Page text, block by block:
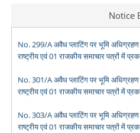
Notice
राष्ट्रीय एवं 01 राजकीय समाचार पत्रों में
राष्ट्रीय एवं 01 राजकीय समाचार पत्रों में
राष्ट्रीय एवं 01 राजकीय समाचार पत्रों में